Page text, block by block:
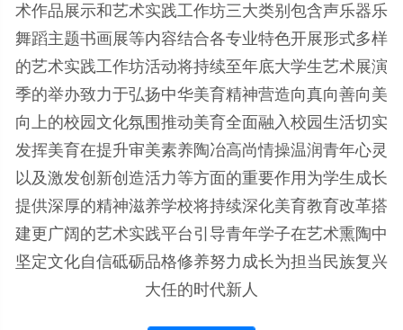
术作品展示和艺术实践工作坊三大类别包含声乐器乐
舞蹈主题书画展等内容结合各专业特色开展形式多样
的艺术实践工作坊活动将持续至年底大学生艺术展演
季的举办致力于弘扬中华美育精神营造向真向善向美
向上的校园文化氛围推动美育全面融入校园生活切实
发挥美育在提升审美素养陶冶高尚情操温润青年心灵
以及激发创新创造活力等方面的重要作用为学生成长
提供深厚的精神滋养学校将持续深化美育教育改革搭
建更广阔的艺术实践平台引导青年学子在艺术熏陶中
坚定文化自信砥砺品格修养努力成长为担当民族复兴
大任的时代新人